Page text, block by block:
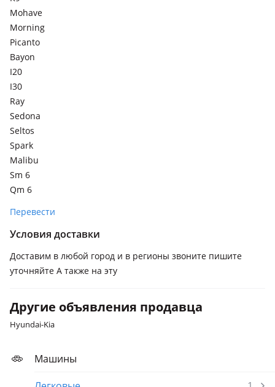
Mohave
Morning
Picanto
Bayon
I20
I30
Ray
Sedona
Seltos
Spark
Malibu
Sm 6
Qm 6
Перевести
Условия доставки
Доставим в любой город и в регионы звоните пишите
уточняйте А также на эту
Другие объявления продавца
Hyundai-Kia
Машины